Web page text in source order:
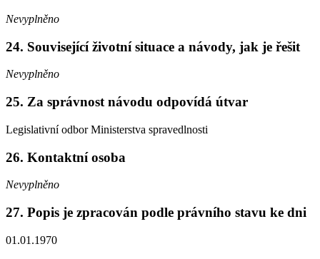
Nevyplněno
24. Související životní situace a návody, jak je řešit
Nevyplněno
25. Za správnost návodu odpovídá útvar
Legislativní odbor Ministerstva spravedlnosti
26. Kontaktní osoba
Nevyplněno
27. Popis je zpracován podle právního stavu ke dni
01.01.1970